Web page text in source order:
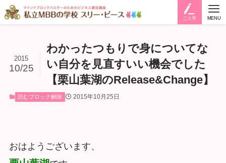
ご入学 MENU
わかったつもりで身についてな
い自分を見直すいい機会でした
【栗山葉湖のRelease&Change】
2015
10/25
読むブロック解除 2015年10月25日
おはようございます、